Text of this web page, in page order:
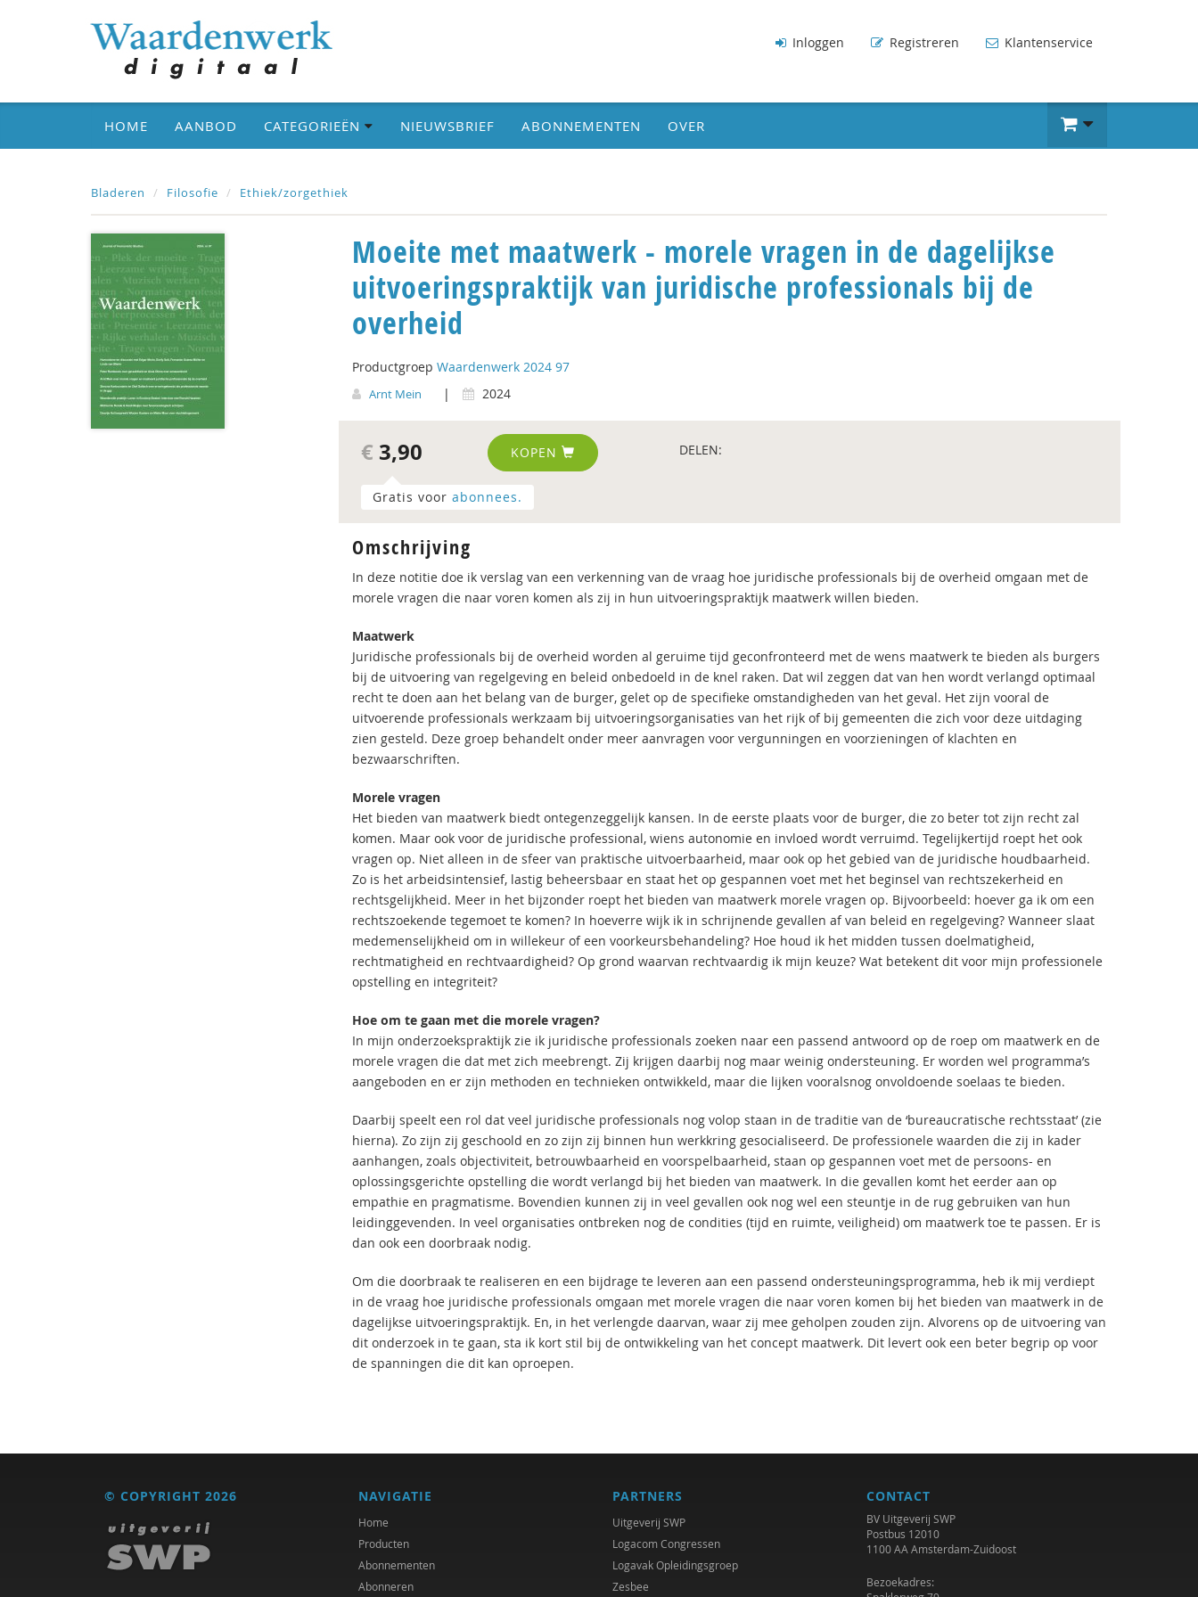
Inloggen Registreren Klantenservice
HOME AANBOD CATEGORIEËN NIEUWSBRIEF ABONNEMENTEN OVER
Bladeren Filosofie Ethiek/zorgethiek
Moeite met maatwerk - morele vragen in de dagelijkse
uitvoeringspraktijk van juridische professionals bij de
overheid
Productgroep Waardenwerk 2024 97
Arnt Mein | 2024
€ 3,90 KOPEN DELEN:
Gratis voor abonnees.
Omschrijving
In deze notitie doe ik verslag van een verkenning van de vraag hoe juridische professionals bij de overheid omgaan met de
morele vragen die naar voren komen als zij in hun uitvoeringspraktijk maatwerk willen bieden.
Maatwerk
Juridische professionals bij de overheid worden al geruime tijd geconfronteerd met de wens maatwerk te bieden als burgers
bij de uitvoering van regelgeving en beleid onbedoeld in de knel raken. Dat wil zeggen dat van hen wordt verlangd optimaal
recht te doen aan het belang van de burger, gelet op de specifieke omstandigheden van het geval. Het zijn vooral de
uitvoerende professionals werkzaam bij uitvoeringsorganisaties van het rijk of bij gemeenten die zich voor deze uitdaging
zien gesteld. Deze groep behandelt onder meer aanvragen voor vergunningen en voorzieningen of klachten en
bezwaarschriften.
Morele vragen
Het bieden van maatwerk biedt ontegenzeggelijk kansen. In de eerste plaats voor de burger, die zo beter tot zijn recht zal
komen. Maar ook voor de juridische professional, wiens autonomie en invloed wordt verruimd. Tegelijkertijd roept het ook
vragen op. Niet alleen in de sfeer van praktische uitvoerbaarheid, maar ook op het gebied van de juridische houdbaarheid.
Zo is het arbeidsintensief, lastig beheersbaar en staat het op gespannen voet met het beginsel van rechtszekerheid en
rechtsgelijkheid. Meer in het bijzonder roept het bieden van maatwerk morele vragen op. Bijvoorbeeld: hoever ga ik om een
rechtszoekende tegemoet te komen? In hoeverre wijk ik in schrijnende gevallen af van beleid en regelgeving? Wanneer slaat
medemenselijkheid om in willekeur of een voorkeursbehandeling? Hoe houd ik het midden tussen doelmatigheid,
rechtmatigheid en rechtvaardigheid? Op grond waarvan rechtvaardig ik mijn keuze? Wat betekent dit voor mijn professionele
opstelling en integriteit?
Hoe om te gaan met die morele vragen?
In mijn onderzoekspraktijk zie ik juridische professionals zoeken naar een passend antwoord op de roep om maatwerk en de
morele vragen die dat met zich meebrengt. Zij krijgen daarbij nog maar weinig ondersteuning. Er worden wel programma’s
aangeboden en er zijn methoden en technieken ontwikkeld, maar die lijken vooralsnog onvoldoende soelaas te bieden.
Daarbij speelt een rol dat veel juridische professionals nog volop staan in de traditie van de ‘bureaucratische rechtsstaat’ (zie
hierna). Zo zijn zij geschoold en zo zijn zij binnen hun werkkring gesocialiseerd. De professionele waarden die zij in kader
aanhangen, zoals objectiviteit, betrouwbaarheid en voorspelbaarheid, staan op gespannen voet met de persoons- en
oplossingsgerichte opstelling die wordt verlangd bij het bieden van maatwerk. In die gevallen komt het eerder aan op
empathie en pragmatisme. Bovendien kunnen zij in veel gevallen ook nog wel een steuntje in de rug gebruiken van hun
leidinggevenden. In veel organisaties ontbreken nog de condities (tijd en ruimte, veiligheid) om maatwerk toe te passen. Er is
dan ook een doorbraak nodig.
Om die doorbraak te realiseren en een bijdrage te leveren aan een passend ondersteuningsprogramma, heb ik mij verdiept
in de vraag hoe juridische professionals omgaan met morele vragen die naar voren komen bij het bieden van maatwerk in de
dagelijkse uitvoeringspraktijk. En, in het verlengde daarvan, waar zij mee geholpen zouden zijn. Alvorens op de uitvoering van
dit onderzoek in te gaan, sta ik kort stil bij de ontwikkeling van het concept maatwerk. Dit levert ook een beter begrip op voor
de spanningen die dit kan oproepen.
© COPYRIGHT 2026 NAVIGATIE
Home
Producten
Abonnementen
Abonneren
PARTNERS
Uitgeverij SWP
Logacom Congressen
Logavak Opleidingsgroep
Zesbee
CONTACT
BV Uitgeverij SWP
Postbus 12010
1100 AA Amsterdam-Zuidoost
Bezoekadres: